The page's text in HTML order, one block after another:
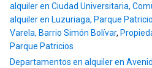
alquiler en Ciudad Universitaria,
alquiler en Luzuriaga, Parque
Varela, Barrio Simón Bolívar,
Parque Patricios
Departamentos en alquiler en